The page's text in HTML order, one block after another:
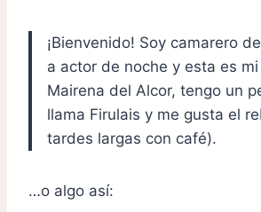
¡Bienvenido! Soy camarero
a actor de noche y esta es
Mairena del Alcor, tengo un
llama Firulais y me gusta el
tardes largas con café).
…o algo así: